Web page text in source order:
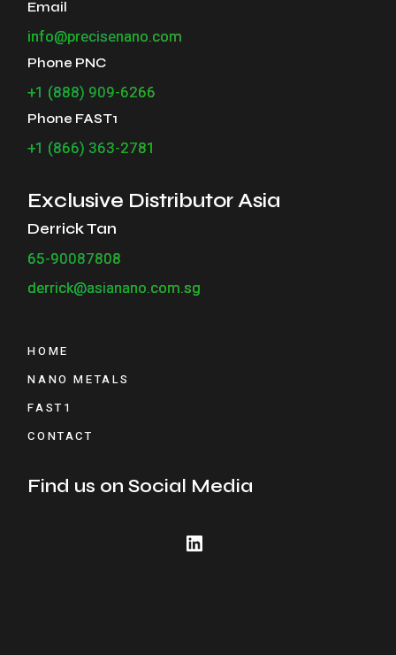
Email
info@precisenano.com
Phone PNC
+1 (888) 909-6266
Phone FAST1
+1 (866) 363-2781
Exclusive Distributor Asia
Derrick Tan
65-90087808
derrick@asianano.com.sg
HOME
NANO METALS
FAST1
CONTACT
Find us on Social Media